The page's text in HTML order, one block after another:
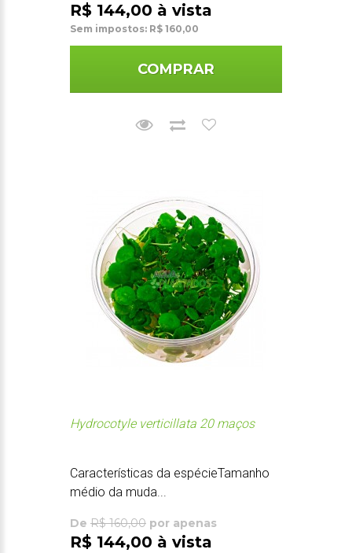
R$ 144,00 à vista
Sem impostos: R$ 160,00
COMPRAR
Hydrocotyle verticillata 20 maços
Características da espécieTamanho
médio da muda...
De R$ 160,00 por apenas
R$ 144,00 à vista